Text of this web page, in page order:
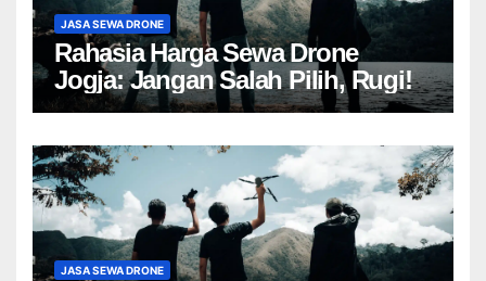
JASA SEWA DRONE
Rahasia Harga Sewa Drone
Jogja: Jangan Salah Pilih, Rugi!
JASA SEWA DRONE